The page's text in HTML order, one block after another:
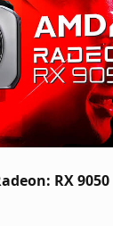
RX 9050